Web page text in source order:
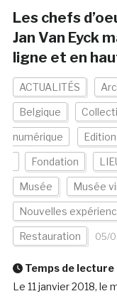
Les chefs
Jan Van Eyck
ligne et en
ACTUALITÉS
Belgique
numérique
Fondation
Musée Musée
Nouvelles
Restauration 05/
Temps de lecture
Le 11 janvier 2018, le